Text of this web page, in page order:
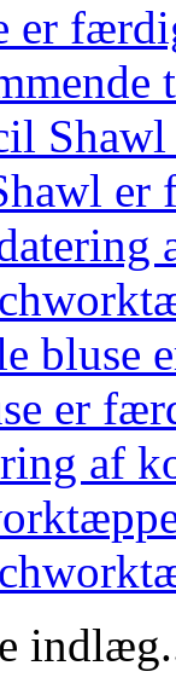
er
bluse
er
af